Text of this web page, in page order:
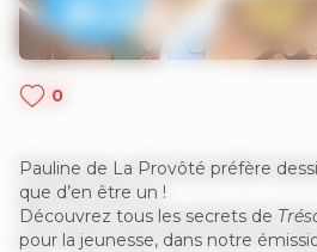
0
Pauline de La Provôté préfère
que d’en être un !
Découvrez tous les secrets de
pour la jeunesse, dans notre